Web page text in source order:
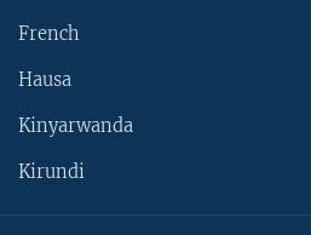
French
Hausa
Kinyarwanda
Kirundi